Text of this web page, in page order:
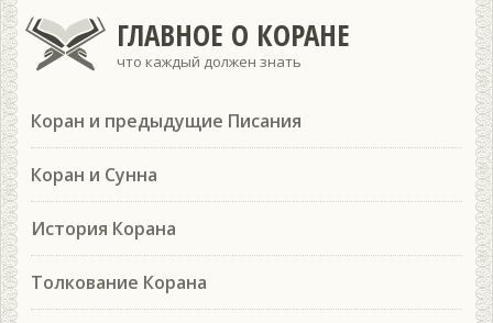
ГЛАВНОЕ О КОРАНЕ
что каждый должен знать
Коран и предыдущие Писания
Коран и Сунна
История Корана
Толкование Корана